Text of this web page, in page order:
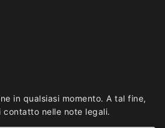
in qualsiasi momento. A tal fine,
nelle note legali.